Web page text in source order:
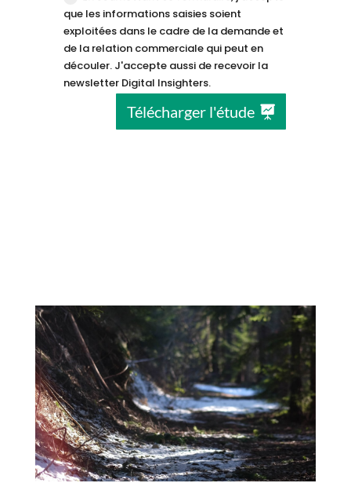
que les informations saisies soient
exploitées dans le cadre de la demande et
de la relation commerciale qui peut en
découler. J'accepte aussi de recevoir la
newsletter Digital Insighters.
Télécharger l'étude